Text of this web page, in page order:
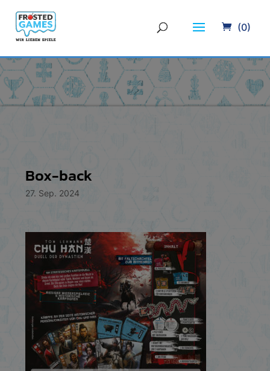
(0)
Box-back
27. Sep. 2024